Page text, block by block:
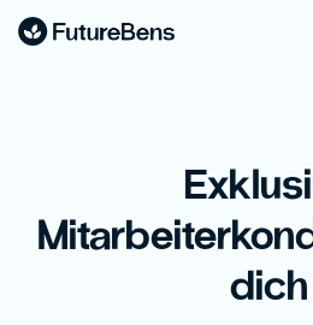
dich